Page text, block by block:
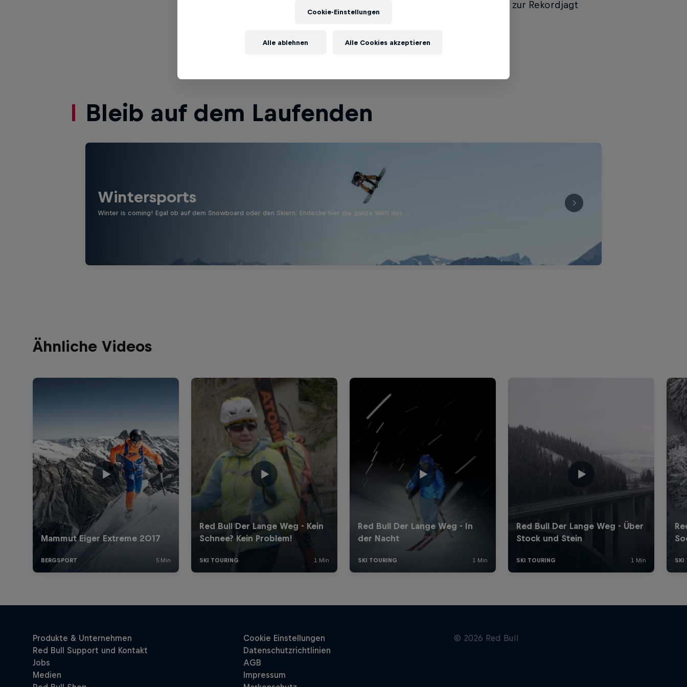
beim größten, steilsten und härtesten Pisten-Tourenskirennen der Welt zur Rekordjagt
Bleib auf dem Laufenden
Wintersports
Winter is coming! Egal ob auf dem Snowboard oder den Skiern: Endecke hier die ganze Welt des …
Ähnliche Videos
Cookie-Einstellungen
Alle ablehnen Alle Cookies akzeptieren